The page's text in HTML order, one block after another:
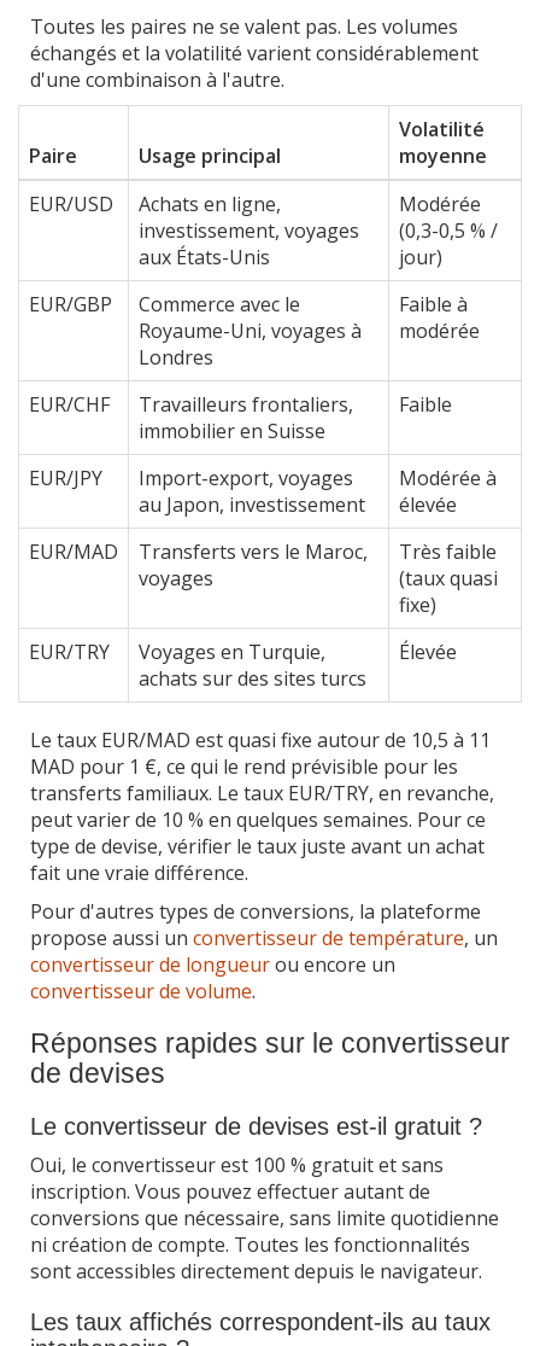
Toutes les paires ne se valent pas. Les volumes
échangés et la volatilité varient considérablement
d'une combinaison à l'autre.
Paire Usage principal
Volatilité
moyenne
EUR/USD
Achats en ligne,
investissement, voyages
aux États-Unis
Modérée
(0,3-0,5 % /
jour)
EUR/GBP
Commerce avec le
Royaume-Uni, voyages à
Londres
Faible à
modérée
EUR/CHF
Travailleurs frontaliers,
immobilier en Suisse
Faible
EUR/JPY
Import-export, voyages
au Japon, investissement
Modérée à
élevée
EUR/MAD
Transferts vers le Maroc,
voyages
Très faible
(taux quasi
fixe)
EUR/TRY
Voyages en Turquie,
achats sur des sites turcs
Élevée
Le taux EUR/MAD est quasi fixe autour de 10,5 à 11
MAD pour 1 €, ce qui le rend prévisible pour les
transferts familiaux. Le taux EUR/TRY, en revanche,
peut varier de 10 % en quelques semaines. Pour ce
type de devise, vérifier le taux juste avant un achat
fait une vraie différence.
Pour d'autres types de conversions, la plateforme
propose aussi un convertisseur de température, un
convertisseur de longueurou encore un
convertisseur de volume.
Réponses rapides sur le convertisseur
de devises
Le convertisseur de devises est-il gratuit ?
Oui, le convertisseur est 100 % gratuit et sans
inscription. Vous pouvez effectuer autant de
conversions que nécessaire, sans limite quotidienne
ni création de compte. Toutes les fonctionnalités
sont accessibles directement depuis le navigateur.
Les taux affichés correspondent-ils au taux